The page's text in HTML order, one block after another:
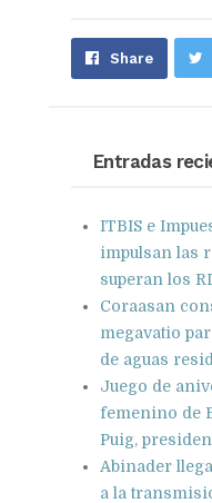
Share
Entradas
ITBIS e
impulsan las
superan los
Coraasan
megavatio
de aguas
Juego de
femenino de
Puig,
Abinader
a la